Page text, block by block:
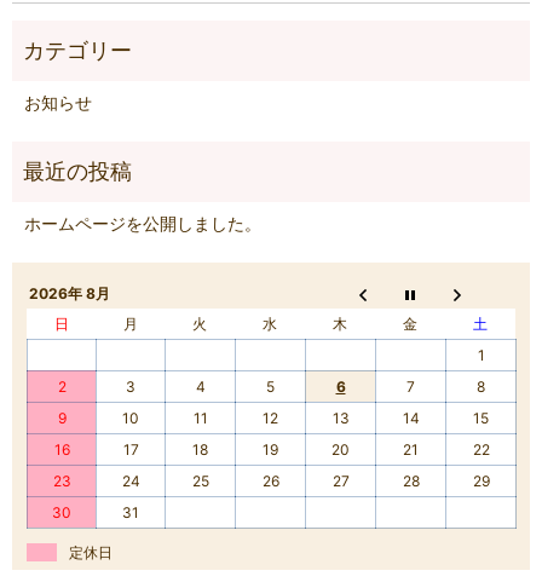
お知らせ
ホームページを公開しました。
2026年 8月
日
月 火 水 木 金
土
1
2
3 4 5 6 7
8
9
10 11 12 13 14
15
16
17 18 19 20 21
22
23
24 25 26 27 28
29
30
31
定休日